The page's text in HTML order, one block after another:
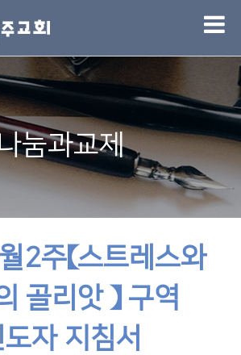
눔과교제
2주【스트레스와
골리앗 】 구역
도자 지침서